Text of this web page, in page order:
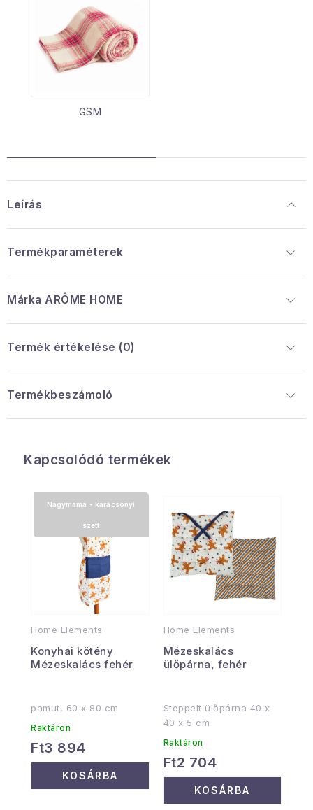
GSM
Leírás
Termékparaméterek
Márka ARÔME HOME
Termék értékelése (0)
Termékbeszámoló
Kapcsolódó termékek
Home Elements
Konyhai kötény
Mézeskalács fehér
Nagymama - karácsonyi
szett
pamut, 60 x 80 cm
Raktáron
Ft3 894
KOSÁRBA
Home Elements
Mézeskalács
ülőpárna, fehér
Steppelt ülőpárna 40 x
40 x 5 cm
Raktáron
Ft2 704
KOSÁRBA